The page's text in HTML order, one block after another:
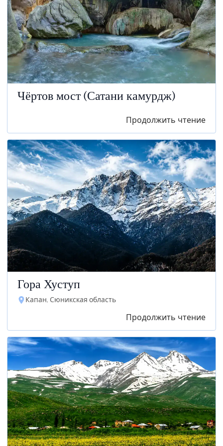
Чёртов мост (Сатани камурдж)
Продолжить чтение
Гора Хуступ
Капан, Сюникская область
Продолжить чтение